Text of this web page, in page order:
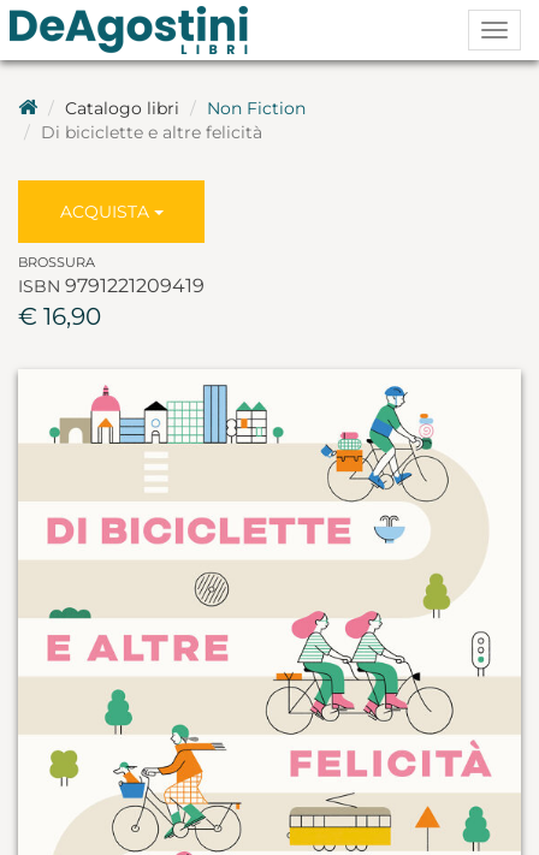
Catalogo libri
Non Fiction
Di biciclette e altre felicità
ACQUISTA
BROSSURA
ISBN 9791221209419
€ 16,90